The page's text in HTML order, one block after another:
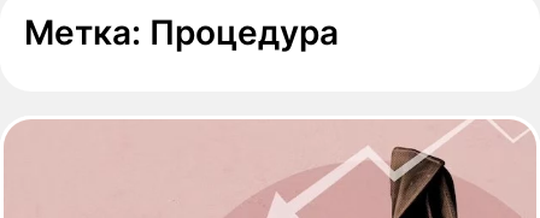
Метка: Процедура